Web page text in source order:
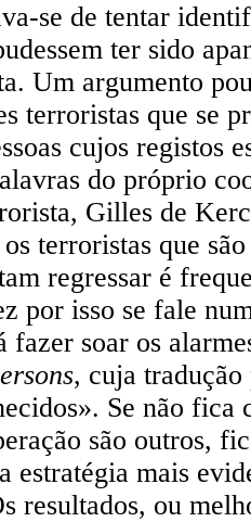
se de tentar
ter sido
Um argumento
terroristas que se
cujos registos
do próprio
Gilles de
terroristas que
regressar é
por isso se fale
fazer soar os
, cuja
Se não fica
são outros,
estratégia mais
resultados, ou